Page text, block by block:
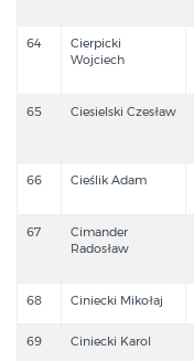
64
Cierpicki
Wojciech
65 Ciesielski Czesław
66 Cieślik Adam
67
Cimander
Radosław
68 Ciniecki Mikołaj
69 Ciniecki Karol